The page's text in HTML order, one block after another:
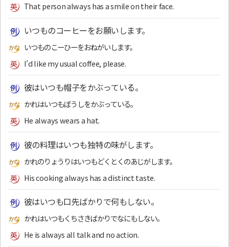
That person always has a smile on their face.
いつものコーヒーをお願いします。
いつものこーひーをおねがいします。
I’d like my usual coffee, please.
彼はいつも帽子をかぶっている。
かれはいつもぼうしをかぶっている。
He always wears a hat.
彼の料理はいつも独特の味がします。
かれのりょうりはいつもどくとくのあじがします。
His cooking always has a distinct taste.
彼はいつも口先ばかりで何もしない。
かれはいつもくちさきばかりでなにもしない。
He is always all talk and no action.